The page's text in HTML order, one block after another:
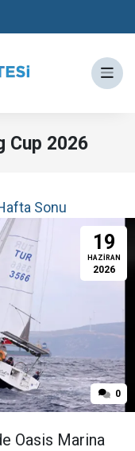
Cup 2026
Sonu
19
HAZIRAN
2026
0
Oasis Marina